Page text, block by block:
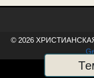
© 2026